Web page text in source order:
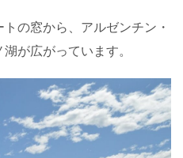
の窓から、アルゼンチン・
が広がっています。